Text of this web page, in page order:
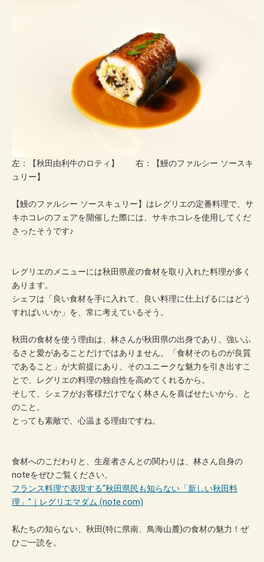
左：【秋田由利牛のロティ】 右：【鰻のファルシー ソースキ
ュリー】
【鰻のファルシー ソースキュリー】はレグリエの定番料理で、サ
キホコレのフェアを開催した際には、サキホコレを使用してくだ
さったそうです♪
レグリエのメニューには秋⽥県産の⾷材を取り入れた料理が多く
あります。
シェフは「良い⾷材を⼿に⼊れて、良い料理に仕上げるにはどう
すればいいか」を、常に考えているそう。
秋⽥の⾷材を使う理由は、林さんが秋⽥県の出⾝であり、強いふ
るさと愛があることだけではありません。「食材そのものが良質
であること」が大前提にあり、そのユニークな魅力を引き出すこ
とで、レグリエの料理の独自性を高めてくれるから。
そして、シェフがお客様だけでなく林さんを喜ばせたいから、と
のこと。
とっても素敵で、⼼温まる理由ですね。
⾷材へのこだわりと、⽣産者さんとの関わりは、林さん⾃⾝の
noteをぜひご覧ください。
フランス料理で表現する“秋田県民も知らない「新しい秋田料
理」”｜レグリエマダム (note.com)
私たちの知らない、秋田(特に県南、鳥海山麓)の食材の魅力！ぜ
ひご一読を。